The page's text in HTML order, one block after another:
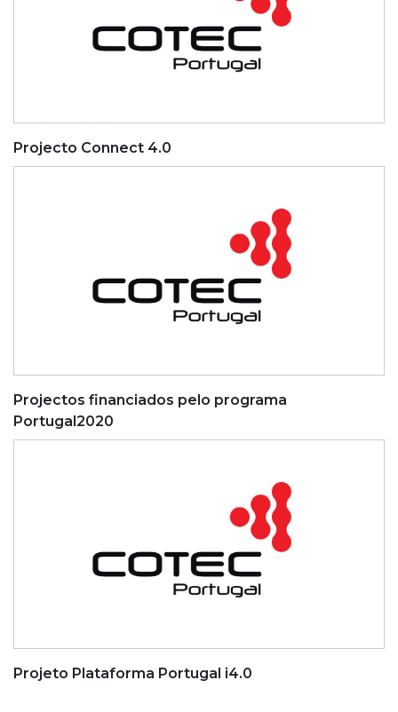
Projecto Connect 4.0
Projectos financiados pelo programa
Portugal2020
Projeto Plataforma Portugal i4.0